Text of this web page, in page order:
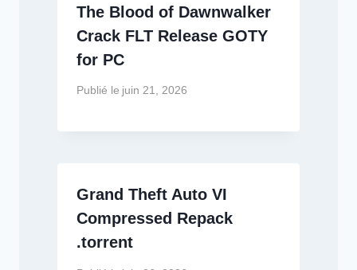
The Blood of Dawnwalker
Crack FLT Release GOTY
for PC
Publié le juin 21, 2026
Grand Theft Auto VI
Compressed Repack
.torrent